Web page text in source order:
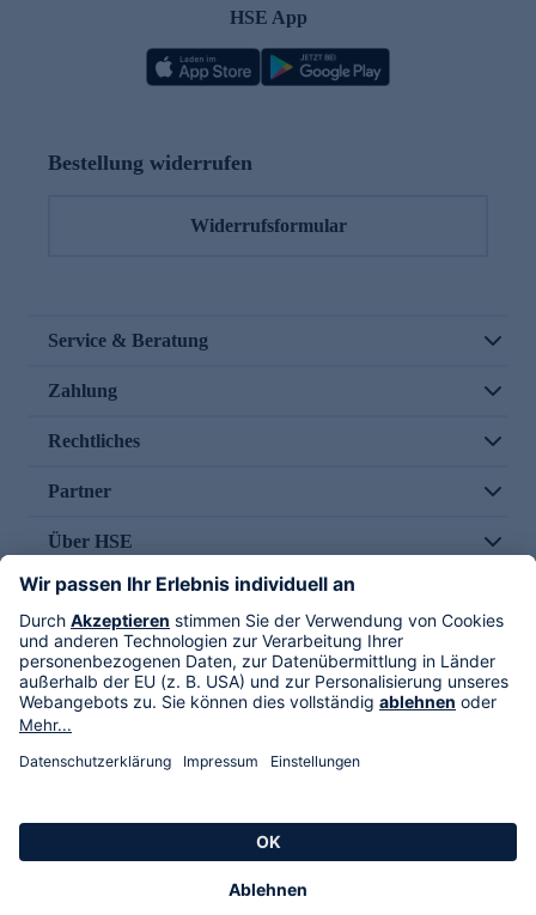
HSE App
Bestellung widerrufen
Widerrufsformular
Service & Beratung
Zahlung
Rechtliches
Partner
Über HSE
Im TV
HSE International